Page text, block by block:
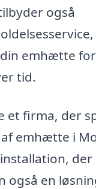
også
emhætte
tid.
et firma, der
emhætte i
også en